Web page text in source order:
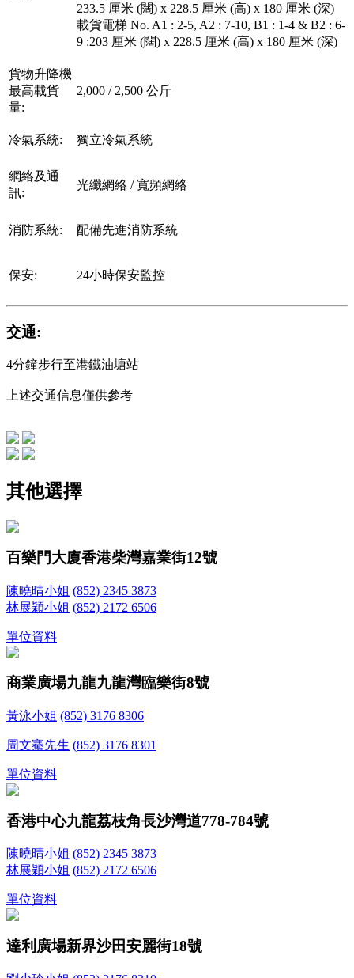
233.5 厘米 (闊) x 228.5 厘米 (高) x 180 厘米 (深)
載貨電梯 No. A1 : 2-5, A2 : 7-10, B1 : 1-4 & B2 : 6-
9 :203 厘米 (闊) x 228.5 厘米 (高) x 180 厘米 (深)
貨物升降機
最高載貨
量:
2,000 / 2,500 公斤
冷氣系統: 獨立冷氣系統
網絡及通
訊:
光纖網絡 / 寬頻網絡
消防系統: 配備先進消防系統
保安: 24小時保安監控
交通:
4分鐘步行至港鐵油塘站
上述交通信息僅供參考
其他選擇
百樂門大廈香港柴灣嘉業街12號
陳曉晴小姐 (852) 2345 3873
林展穎小姐 (852) 2172 6506
單位資料
商業廣場九龍九龍灣臨樂街8號
黃泳小姐 (852) 3176 8306
周文騫先生 (852) 3176 8301
單位資料
香港中心九龍荔枝角長沙灣道778-784號
陳曉晴小姐 (852) 2345 3873
林展穎小姐 (852) 2172 6506
單位資料
達利廣場新界沙田安麗街18號